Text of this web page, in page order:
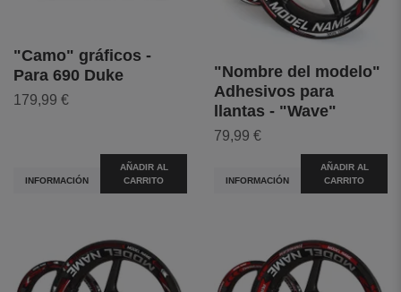
"Camo" gráficos -
Para 690 Duke
179,99 €
INFORMACIÓN
AÑADIR AL
CARRITO
"Nombre del modelo"
Adhesivos para
llantas - "Wave"
79,99 €
INFORMACIÓN
AÑADIR AL
CARRITO